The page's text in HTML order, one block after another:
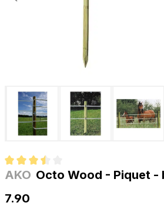
Note moyenne de 3.5 sur 5 étoiles
AKO Octo Wood - Piquet -
7.90